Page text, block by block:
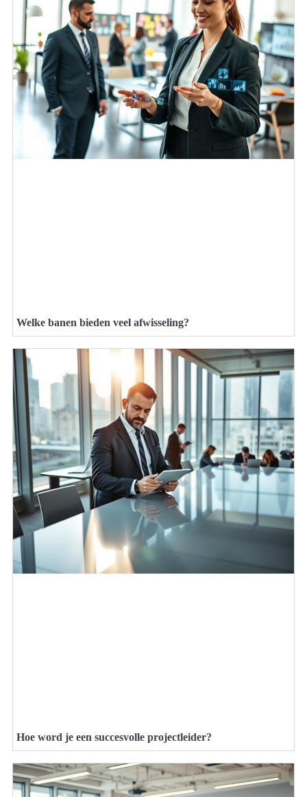
Welke banen bieden veel afwisseling?
Hoe word je een succesvolle projectleider?